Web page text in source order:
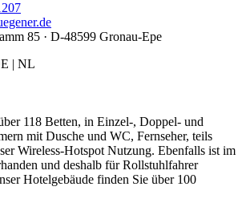
85 · D-48599 Gronau-Epe
| NL
118 Betten, in Einzel-, Doppel- und
mit Dusche und WC, Fernseher, teils
Wireless-Hotspot Nutzung. Ebenfalls ist im
und deshalb für Rollstuhlfahrer
Hotelgebäude finden Sie über 100